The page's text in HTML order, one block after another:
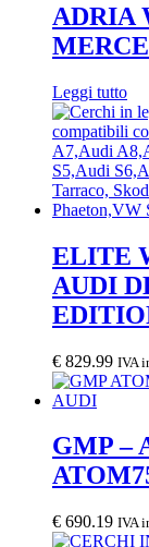
ADRIA
Leggi tutto
ELITE
AUDI
€ 829.99 IVA
GMP –
€ 690.19 IVA